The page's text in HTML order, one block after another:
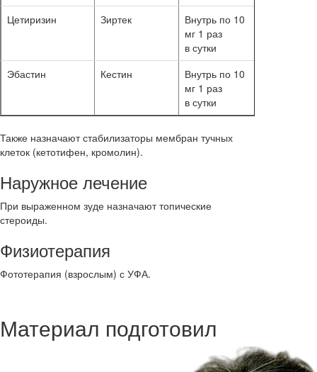
Цетиризин Зиртек
Внутрь по 10
мг 1 раз
в сутки
Эбастин Кестин
Внутрь по 10
мг 1 раз
в сутки
Также назначают стабилизаторы мембран тучных
клеток (кетотифен, кромолин).
Наружное лечение
При выраженном зуде назначают топические
стероиды.
Физиотерапия
Фототерапия (взрослым) с УФА.
Материал подготовил